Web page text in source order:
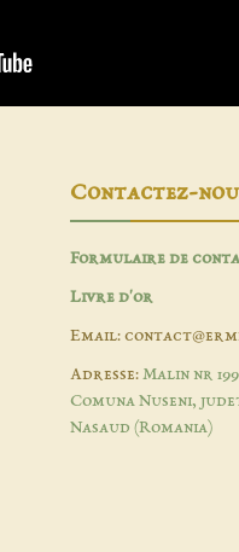
Contactez-
Formulaire de
Livre d'or
Email:
Adresse: Malin nr
Comuna Nuseni,
Nasaud (Romania)